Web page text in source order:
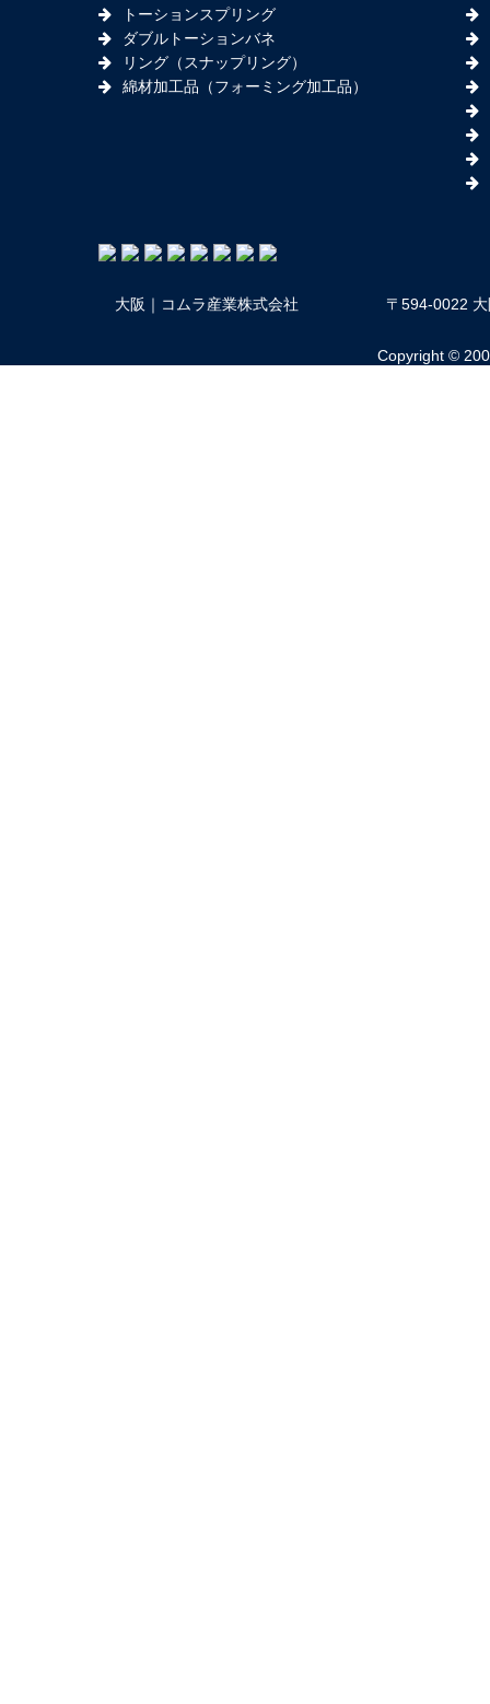
トーションスプリング
ダブルトーションバネ
リング（スナップリング）
綿材加工品（フォーミング加工品）
大阪｜コムラ産業株式会社 〒594-0022
Copyright ©